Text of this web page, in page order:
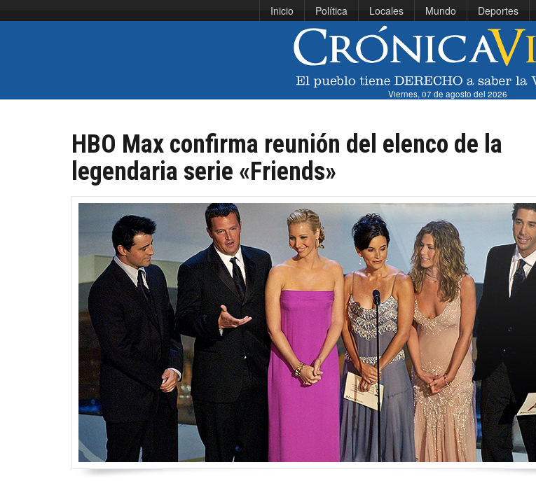
Inicio Política Locales Mundo Deportes
Viernes, 07 de agosto del 2026
HBO Max confirma reunión del elenco de la
legendaria serie «Friends»